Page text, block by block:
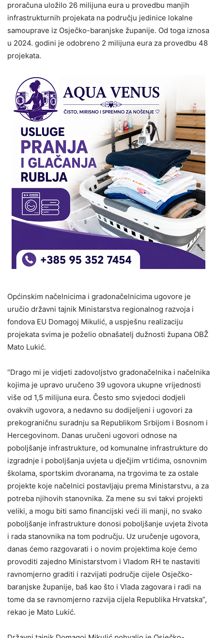
proračuna uložilo 26 milijuna eura u provedbu manjih
infrastrukturnih projekata na području jedinice lokalne
samouprave iz Osječko-baranjske županije. Od toga iznosa
u 2024. godini je odobreno 2 milijuna eura za provedbu 48
projekata.
Općinskim načelnicima i gradonačelnicima ugovore je
uručio državni tajnik Ministarstva regionalnog razvoja i
fondova EU Domagoj Mikulić, a uspješnu realizaciju
projekata svima je poželio obnašatelj dužnosti župana OBŽ
Mato Lukić.
“Drago mi je vidjeti zadovoljstvo gradonačelnika i načelnika
kojima je upravo uručeno 39 ugovora ukupne vrijednosti
više od 1,5 milijuna eura. Često smo svjedoci dodjeli
ovakvih ugovora, a nedavno su dodijeljeni i ugovori za
prekograničnu suradnju sa Republikom Srbijom i Bosnom i
Hercegovinom. Danas uručeni ugovori odnose na
poboljšanje infrastrukture, od komunalne infrastrukture do
izgradnje i poboljšanja uvjeta u dječjim vrtićima, osnovnim
školama, sportskim dvoranama, na trgovima te za ostale
projekte koje načelnici postavljaju prema Ministarstvu, a za
potreba njihovih stanovnika. Za mene su svi takvi projekti
veliki, a mogu biti samo financijski veći ili manji, no svako
poboljšanje infrastrukture donosi poboljšanje uvjeta života
i rada stanovnika na tom području. Uz uručenje ugovora,
danas ćemo razgovarati i o novim projektima koje ćemo
provoditi zajedno Ministarstvom i Vladom RH te nastaviti
ravnomjerno graditi i razvijati područje cijele Osječko-
baranjske županije, baš kao što i Vlada zagovara i radi na
tome da se ravnomjerno razvija cijela Republika Hrvatska”,
rekao je Mato Lukić.